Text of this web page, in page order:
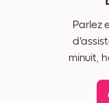
Parlez
minuit,